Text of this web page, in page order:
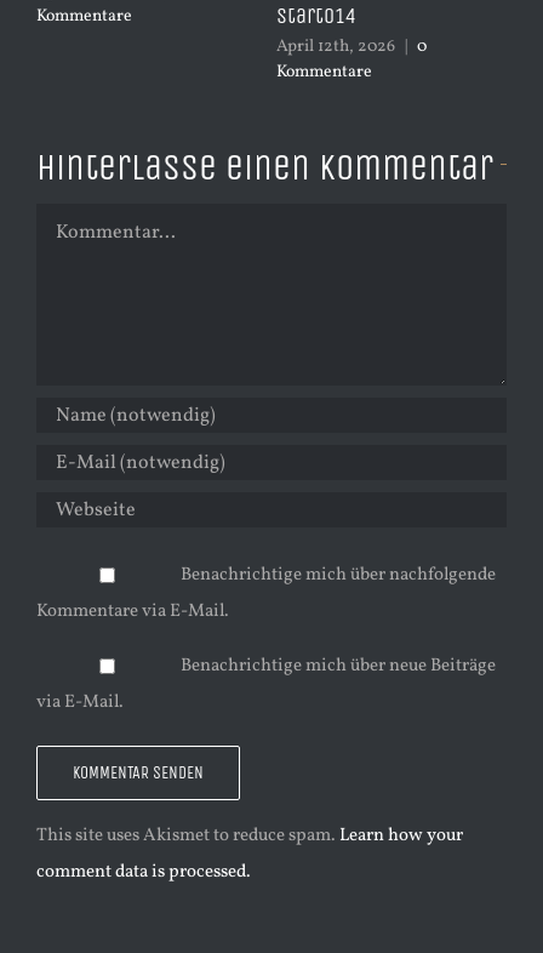
Kommentare
Start014
April 12th, 2026 | 0
Kommentare
Hinterlasse einen Kommentar
Kommentar
Benachrichtige mich über nachfolgende
Kommentare via E-Mail.
Benachrichtige mich über neue Beiträge
via E-Mail.
This site uses Akismet to reduce spam. Learn how your
comment data is processed.